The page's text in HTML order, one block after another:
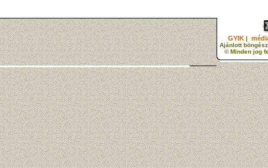
GYIK |
Ajánlott
© Minden jog